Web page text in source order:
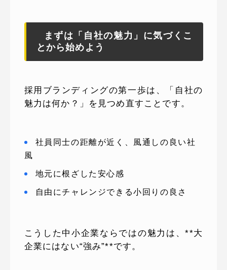
まずは「自社の魅力」に気づくこ
とから始めよう
採用ブランディングの第一歩は、「自社の
魅力は何か？」を見つめ直すことです。
社員同士の距離が近く、風通しの良い社
風
地元に根ざした安心感
自由にチャレンジできる小回りの良さ
こうした中小企業ならではの魅力は、**大
企業にはない“強み”**です。